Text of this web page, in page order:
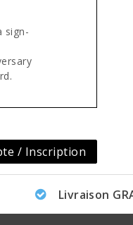
sign-
/ Inscription
Livraison